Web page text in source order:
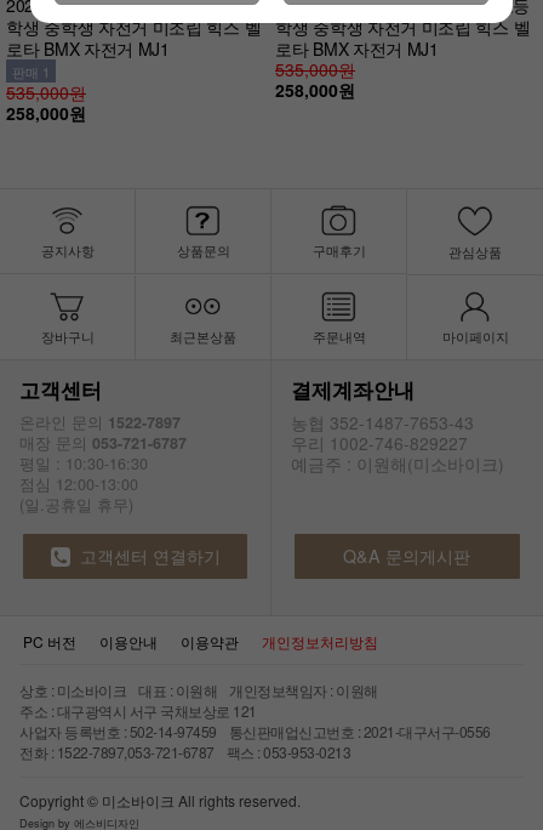
학생 중학생 자전거 미조립 힉스 벨
로타 BMX 자전거 MJ1
판매 1
535,000원
258,000원
학생 중학생 자전거 미조립 힉스 벨
로타 BMX 자전거 MJ1
535,000원
258,000원
공지사항 상품문의 구매후기 관심상품
장바구니 최근본상품 주문내역 마이페이지
고객센터
온라인 문의 1522-7897
매장 문의 053-721-6787
평일 : 10:30-16:30
점심 12:00-13:00
(일.공휴일 휴무)
결제계좌안내
농협 352-1487-7653-43
우리 1002-746-829227
예금주 : 이원해(미소바이크)
고객센터 연결하기 Q&A 문의게시판
PC 버전 이용안내 이용약관 개인정보처리방침
상호 : 미소바이크 대표 : 이원해 개인정보책임자 : 이원해
주소 : 대구광역시 서구 국채보상로 121
사업자 등록번호 : 502-14-97459 통신판매업신고번호 : 2021-대구서구-0556
전화 : 1522-7897,053-721-6787 팩스 : 053-953-0213
Copyright © 미소바이크 All rights reserved.
Design by 에스비디자인